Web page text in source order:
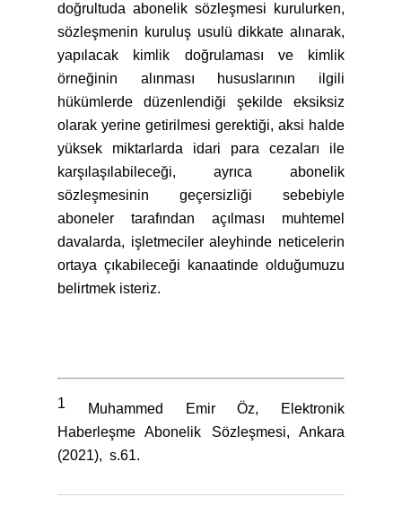
doğrultuda abonelik sözleşmesi kurulurken,
sözleşmenin kuruluş usulü dikkate alınarak,
yapılacak kimlik doğrulaması ve kimlik
örneğinin alınması hususlarının ilgili
hükümlerde düzenlendiği şekilde eksiksiz
olarak yerine getirilmesi gerektiği, aksi halde
yüksek miktarlarda idari para cezaları ile
karşılaşılabileceği, ayrıca abonelik
sözleşmesinin geçersizliği sebebiyle
aboneler tarafından açılması muhtemel
davalarda, işletmeciler aleyhinde neticelerin
ortaya çıkabileceği kanaatinde olduğumuzu
belirtmek isteriz.
1 Muhammed Emir Öz, Elektronik
Haberleşme Abonelik Sözleşmesi, Ankara
(2021), s.61.